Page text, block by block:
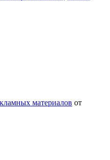
материалов от